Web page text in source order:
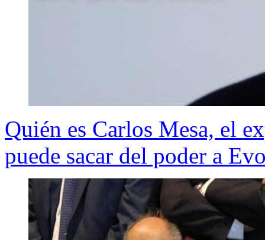
Quién es Carlos Mesa, el
puede sacar del poder a